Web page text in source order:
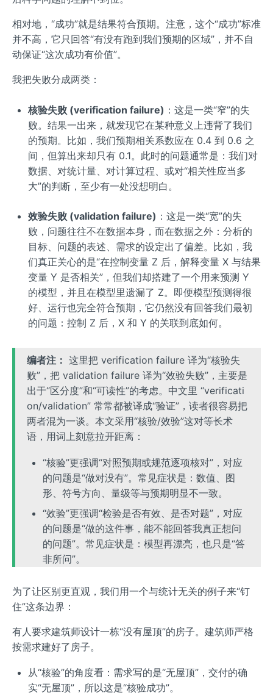
相对地，“成功”就是结果符合预期。注意，这个“成功”标准
并不高，它只回答“有没有跑到我们预期的区域”，并不自
动保证“这次成功有价值”。
我把失败分成两类：
核验失败 (verification failure) ：这是一类“窄”的失
败。结果一出来，就发现它在某种意义上违背了我们
的预期。比如，我们预期相关系数应在 0.4 到 0.6 之
间，但算出来却只有 0.1。此时的问题通常是：我们对
数据、对统计量、对计算过程、或对“相关性应当多
大”的判断，至少有一处没想明白。
效验失败 (validation failure) ：这是一类“宽”的失
败，问题往往不在数据本身，而在数据之外：分析的
目标、问题的表述、需求的设定出了偏差。比如，我
们真正关心的是“在控制变量 Z 后，解释变量 X 与结果
变量 Y 是否相关”，但我们却搭建了一个用来预测 Y
的模型，并且在模型里遗漏了 Z。即便模型预测得很
好、运行也完全符合预期，它仍然没有回答我们最初
的问题：控制 Z 后，X 和 Y 的关联到底如何。
编者注： 这里把 verification failure 译为“核验失
败”，把 validation failure 译为“效验失败”，主要是
出于“区分度”和“可读性”的考虑。中文里 “verificati
on/validation” 常常都被译成“验证”，读者很容易把
两者混为一谈。本文采用“核验/效验”这对等长术
语，用词上刻意拉开距离：
“核验”更强调“对照预期或规范逐项核对”，对应
的问题是“做对没有”。常见症状是：数值、图
形、符号方向、量级等与预期明显不一致。
“效验”更强调“检验是否有效、是否对题”，对应
的问题是“做的这件事，能不能回答我真正想问
的问题”。常见症状是：模型再漂亮，也只是“答
非所问”。
为了让区别更直观，我们用一个与统计无关的例子来“钉
住”这条边界：
有人要求建筑师设计一栋“没有屋顶”的房子。建筑师严格
按需求建好了房子。
从“核验”的角度看：需求写的是“无屋顶”，交付的确
实“无屋顶”，所以这是“核验成功”。